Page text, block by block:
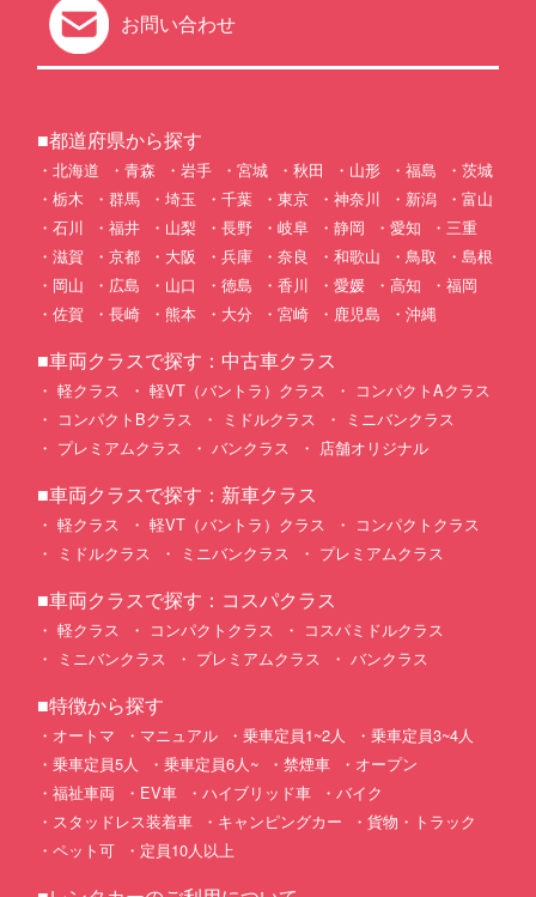
お問い合わせ
■都道府県から探す
北海道 青森 岩手 宮城 秋田 山形 福島
茨城
栃木
群馬 埼玉 千葉 東京 神奈川 新潟
富山
石川
福井 山梨 長野 岐阜 静岡 愛知
三重
滋賀
京都 大阪 兵庫 奈良 和歌山 鳥取
島根
岡山
広島 山口 徳島 香川 愛媛 高知
福岡
佐賀
長崎 熊本 大分 宮崎 鹿児島 沖縄
■車両クラスで探す：中古車クラス
軽クラス 軽VT（バントラ）クラス
コンパクトAクラス
コンパクトBクラス
ミドルクラス
ミニバンクラス
プレミアムクラス
バンクラス 店舗オリジナル
■車両クラスで探す：新車クラス
軽クラス 軽VT（バントラ）クラス
コンパクトクラス
ミドルクラス
ミニバンクラス プレミアムクラス
■車両クラスで探す：コスパクラス
軽クラス コンパクトクラス
コスパミドルクラス
ミニバンクラス
プレミアムクラス バンクラス
■特徴から探す
オートマ マニュアル 乗車定員1~2人
乗車定員3~4人
乗車定員5人
乗車定員6人~ 禁煙車
オープン
福祉車両
EV車 ハイブリッド車
バイク
スタッドレス装着車
キャンピングカー
貨物・トラック
ペット可
定員10人以上